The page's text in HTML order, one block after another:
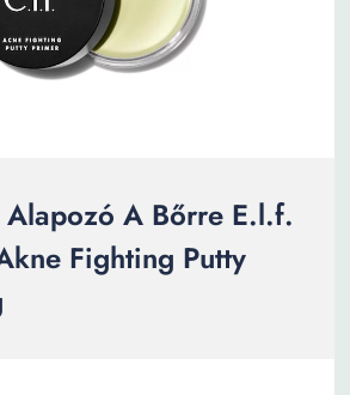
A Bőrre E.l.f.
Fighting Putty